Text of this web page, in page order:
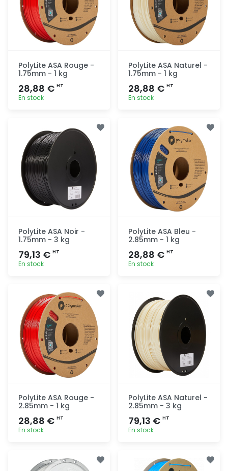
PolyLite ASA Rouge -
1.75mm - 1 kg
28,88 € HT
En stock
rapide
PolyLite ASA Naturel -
1.75mm - 1 kg
28,88 € HT
En stock
rapide
PolyLite ASA Noir -
1.75mm - 3 kg
79,13 € HT
En stock
rapide
PolyLite ASA Bleu -
2.85mm - 1 kg
28,88 € HT
En stock
rapide
PolyLite ASA Rouge -
2.85mm - 1 kg
28,88 € HT
En stock
rapide
PolyLite ASA Naturel -
2.85mm - 3 kg
79,13 € HT
En stock
rapide